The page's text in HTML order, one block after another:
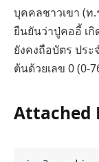
บุคคลชาวเขา (ท
ยืนยันว่าปู่คออี้ เ
ยังคงถือบัตร ปร
ต้นด้วยเลข 0 (0-
Attached